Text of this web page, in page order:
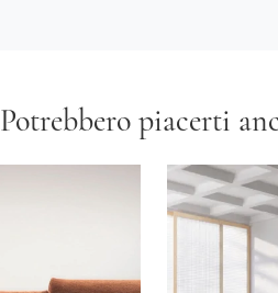
Potrebbero piacerti